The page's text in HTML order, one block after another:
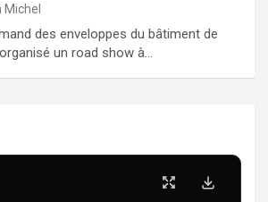
Michel
des enveloppes du bâtiment de
un road show à…